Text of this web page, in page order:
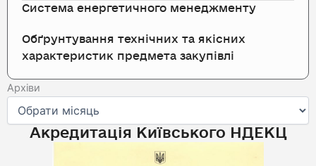
Система енергетичного менеджменту
Обґрунтування технічних та якісних
характеристик предмета закупівлі
Архіви
Архіви
Акредитація Київського НДЕКЦ